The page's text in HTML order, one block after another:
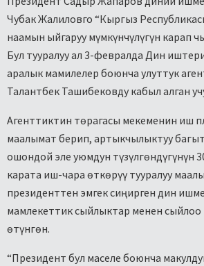
Чубак Жалиловго “Кыргыз
наамын ыйгаруу мүмкүнчүлүгүн карап
Бул тууралуу ал 3-февралда Дин
аралык мамилелер боюнча улуттук
Талантбек Ташибековду кабыл алган
Агенттиктин төрагасы мекеменин иш
маалымат берип, артыкчылыктуу
ошондой эле уюмдун түзүлгөндүгүнүн
карата иш-чара өткөрүү тууралуу
президенттен эмгек сиңирген дин
мамлекеттик сыйлыктар менен сыйлоо
өтүнгөн.
“Президент бул маселе боюнча